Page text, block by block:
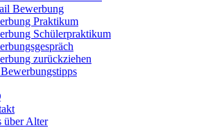
Bewerbung
Praktikum
Schülerpraktikum
zurückziehen
über Alter